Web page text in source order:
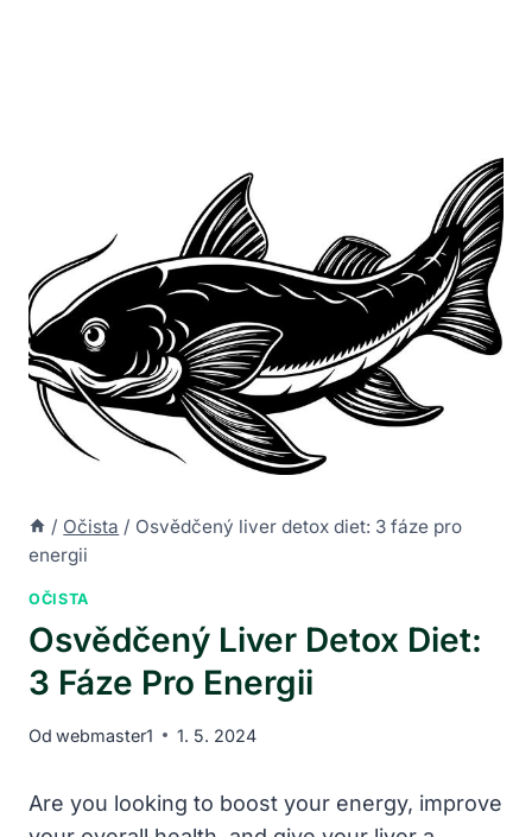
/ Očista / Osvědčený liver detox diet: 3 fáze pro
energii
OČISTA
Osvědčený Liver Detox Diet:
3 Fáze Pro Energii
Od webmaster1 1. 5. 2024
Are you looking to boost your energy, improve